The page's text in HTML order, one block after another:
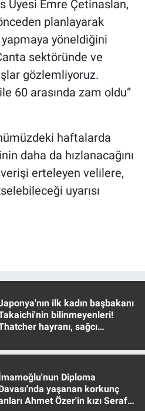
Üyesi Emre Çetinaslan,
planlayarak
yöneldiğini
sektöründe ve
gözlemliyoruz.
60 arasında zam oldu”
haftalarda
daha da hızlanacağını
erteleyen velilere,
uyarısı
ilk kadın başbakanı
bilinmeyenleri!
hayranı, sağcı
Diploma
yaşanan korkunç
Ahmet Özer'in kızı Seraf